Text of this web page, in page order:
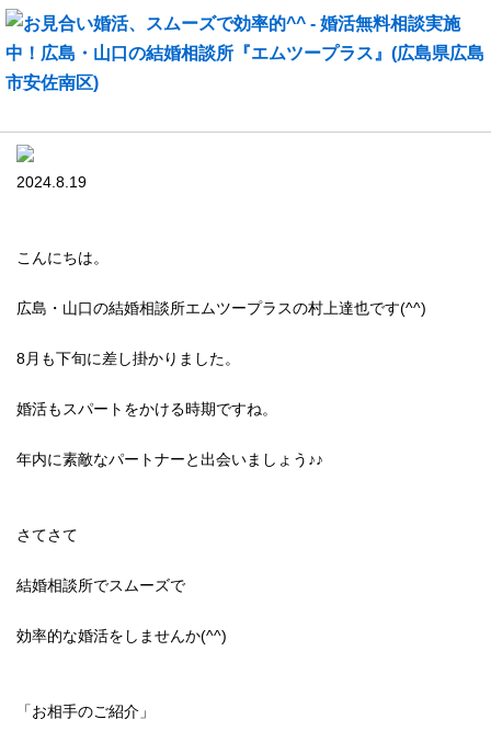
2024.8.19
こんにちは。
広島・山口の結婚相談所エムツープラスの村上達也です(^^)
8月も下旬に差し掛かりました。
婚活もスパートをかける時期ですね。
年内に素敵なパートナーと出会いましょう♪♪
さてさて
結婚相談所でスムーズで
効率的な婚活をしませんか(^^)
「お相手のご紹介」